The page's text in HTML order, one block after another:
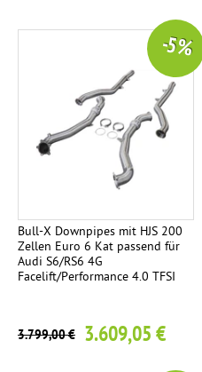
g
r
c
h
m
Bull-X Downpipes mit HJS 200
Zellen Euro 6 Kat passend für
Audi S6/RS6 4G
Facelift/Performance 4.0 TFSI
3.799,00 € 3.609,05 €
-5 %